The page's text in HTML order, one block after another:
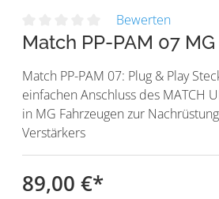
Bewerten
Match PP-PAM 07 MG
Match PP-PAM 07: Plug & Play
einfachen Anschluss des MATCH
in MG Fahrzeugen zur
Verstärkers
89,00 €*